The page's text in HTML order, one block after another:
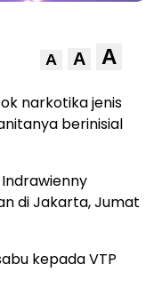
A A A
narkotika jenis
berinisial
di Jakarta, Jumat
kepada VTP